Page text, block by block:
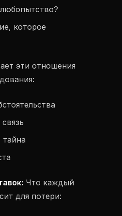
которое
эти отношения
Что каждый
для потери: